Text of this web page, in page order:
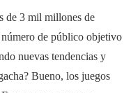
de 3 mil millones de
de público objetivo
nuevas tendencias y
Bueno, los juegos